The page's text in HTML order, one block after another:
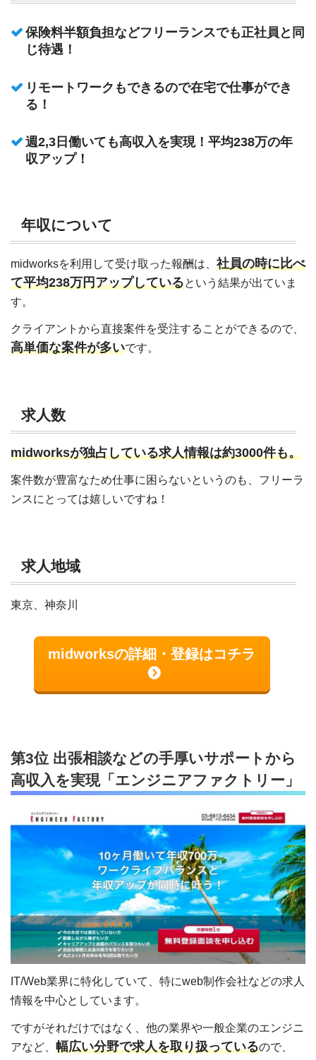
保険料半額負担などフリーランスでも正社員と同
じ待遇！
リモートワークもできるので在宅で仕事ができ
る！
週2,3日働いても高収入を実現！平均238万の年
収アップ！
年収について
midworksを利用して受け取った報酬は、 社員の時に比べ
て平均238万円アップしているという結果が出ていま
す。
クライアントから直接案件を受注することができるので、
高単価な案件が多いです。
求人数
midworksが独占している求人情報は約3000件も。
案件数が豊富なため仕事に困らないというのも、フリーラ
ンスにとっては嬉しいですね！
求人地域
東京、神奈川
midworksの詳細・登録はコチラ
第3位 出張相談などの手厚いサポートから
高収入を実現「エンジニアファクトリー」
IT/Web業界に特化していて、特にweb制作会社などの求人
情報を中心としています。
ですがそれだけではなく、他の業界や一般企業のエンジニ
アなど、 幅広い分野で求人を取り扱っているので、